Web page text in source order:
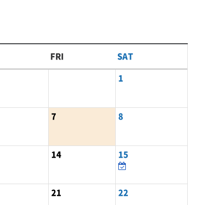
FRI
SAT
1
7 8
14 15
21 22